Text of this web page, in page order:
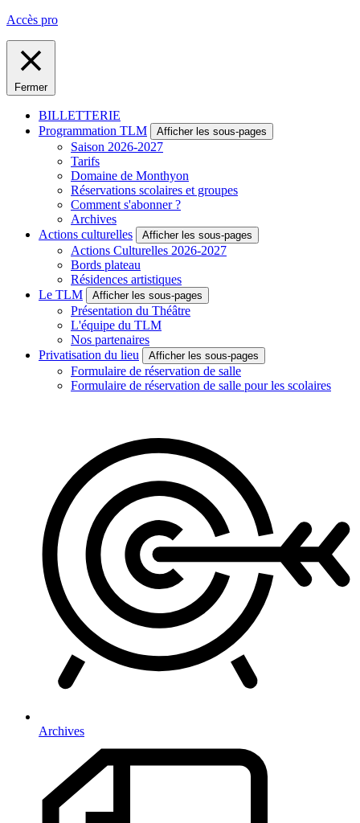
Accès pro
Fermer
BILLETTERIE
Programmation TLM
Afficher les sous-pages
Saison 2026-2027
Tarifs
Domaine de Monthyon
Réservations scolaires et groupes
Comment s'abonner ?
Archives
Actions culturelles
Afficher les sous-pages
Actions Culturelles 2026-2027
Bords plateau
Résidences artistiques
Le TLM
Afficher les sous-pages
Présentation du Théâtre
L'équipe du TLM
Nos partenaires
Privatisation du lieu
Afficher les sous-pages
Formulaire de réservation de salle
Formulaire de réservation de salle pour les scolaires
Archives